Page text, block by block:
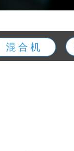
混 合 机